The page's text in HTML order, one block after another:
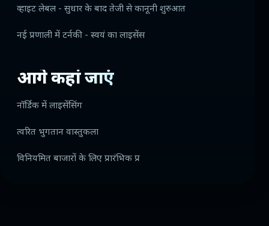
व्हाइट लेबल - सुधार के बाद तेजी से कानूनी शुरुआत
नई प्रणाली में टर्नकी - स्वयं का लाइसेंस
आगे कहां जाएं
नॉर्डिक में लाइसेंसिंग
त्वरित भुगतान वास्तुकला
विनियमित बाजारों के लिए प्रारंभिक प्र